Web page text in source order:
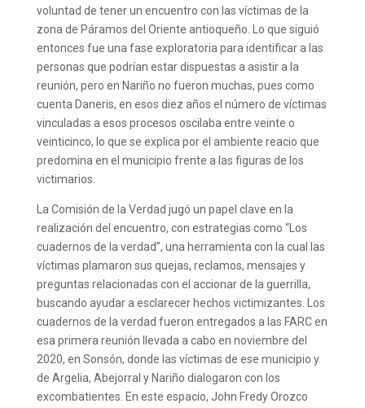
voluntad de tener un encuentro con las víctimas de la
zona de Páramos del Oriente antioqueño. Lo que siguió
entonces fue una fase exploratoria para identificar a las
personas que podrían estar dispuestas a asistir a la
reunión, pero en Nariño no fueron muchas, pues como
cuenta Daneris, en esos diez años el número de víctimas
vinculadas a esos procesos oscilaba entre veinte o
veinticinco, lo que se explica por el ambiente reacio que
predomina en el municipio frente a las figuras de los
victimarios.
La Comisión de la Verdad jugó un papel clave en la
realización del encuentro, con estrategias como “Los
cuadernos de la verdad”, una herramienta con la cual las
víctimas plamaron sus quejas, reclamos, mensajes y
preguntas relacionadas con el accionar de la guerrilla,
buscando ayudar a esclarecer hechos victimizantes. Los
cuadernos de la verdad fueron entregados a las FARC en
esa primera reunión llevada a cabo en noviembre del
2020, en Sonsón, donde las víctimas de ese municipio y
de Argelia, Abejorral y Nariño dialogaron con los
excombatientes. En este espacio, John Fredy Orozco